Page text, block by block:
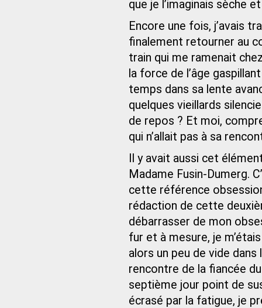
que je l’imaginais sèche
Encore une fois, j’avais
finalement retourner au
train qui me ramenait
la force de l’âge
temps dans sa lente
quelques vieillards
de repos ? Et moi,
qui n’allait pas à sa
Il y avait aussi cet
Madame Fusin-Dumerg.
cette référence
rédaction de cette
débarrasser de mon
fur et à mesure, je
alors un peu de vide dans
rencontre de la fiancée
septième jour point de
écrasé par la fatigue, je